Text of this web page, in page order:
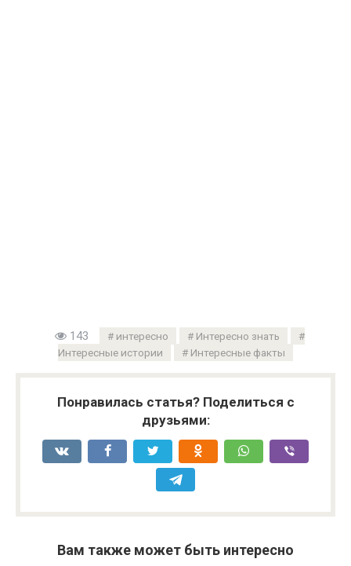
143 интересно
Интересно знать
Интересные истории
Интересные факты
Понравилась статья? Поделиться с
друзьями:
Вам также может быть интересно